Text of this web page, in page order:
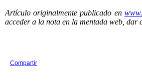
Artículo originalmente publicado en
acceder a la nota en la mentada web, dar
Compartir